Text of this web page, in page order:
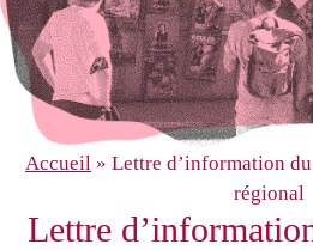
Accueil » Lettre d’information
régional
Lettre